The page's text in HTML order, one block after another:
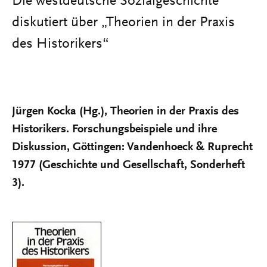
diskutiert über „Theorien in der Praxis
des Historikers“
Jürgen Kocka (Hg.), Theorien in der Praxis des
Historikers. Forschungsbeispiele und ihre
Diskussion, Göttingen: Vandenhoeck & Ruprecht
1977 (Geschichte und Gesellschaft, Sonderheft
3).